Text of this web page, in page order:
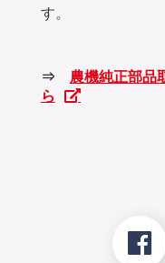
す。
⇒ 農機純正部品
ら